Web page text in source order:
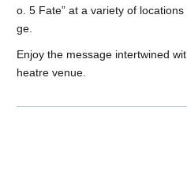
o. 5 Fate” at a variety of
ge.
Enjoy the message intertwined
heatre venue.